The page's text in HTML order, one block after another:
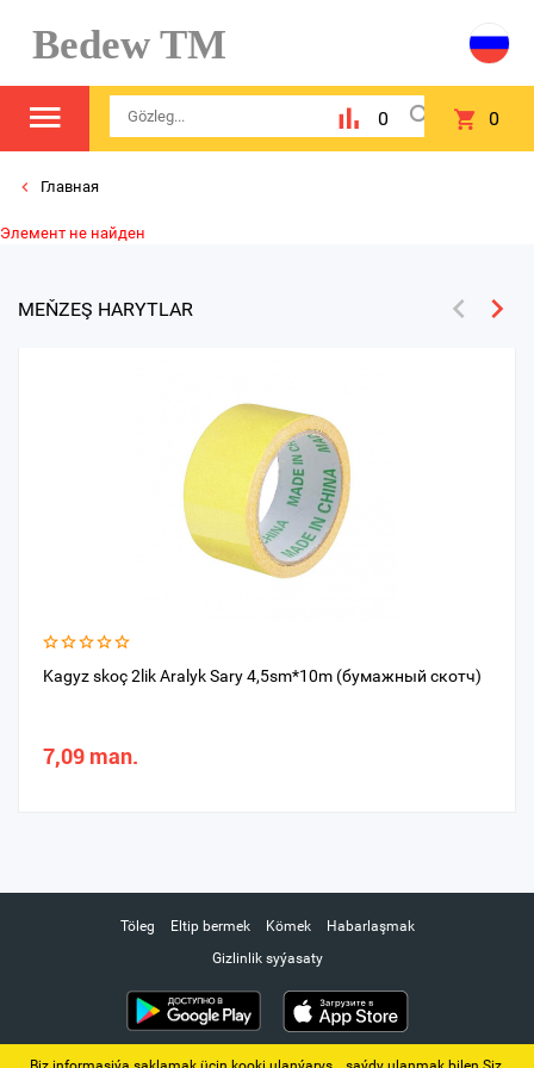
Bedew TM
0 0
Главная
Элемент не найден
MEŇZEŞ HARYTLAR
Kagyz skoç 2lik Aralyk Sary 4,5sm*10m (бумажный скотч)
7,09 man.
Töleg Eltip bermek Kömek
Habarlaşmak
Gizlinlik syýasaty